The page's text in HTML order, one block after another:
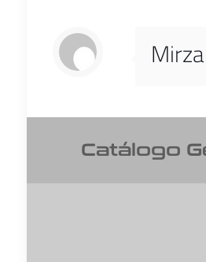
Mirza
Catálogo